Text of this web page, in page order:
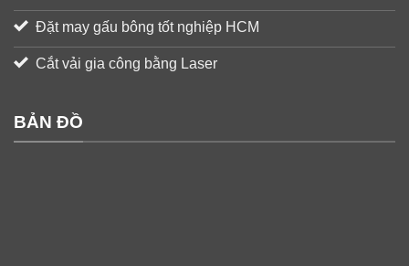
Đặt may gấu bông tốt nghiệp HCM
Cắt vải gia công bằng Laser
BẢN ĐỒ